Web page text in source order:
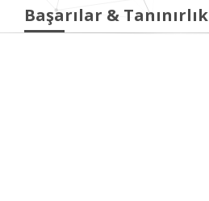
Başarılar & Tanınırlık